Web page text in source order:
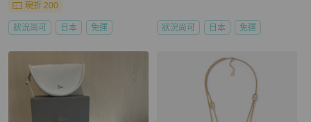
現折 200
狀況尚可 日本 免運 狀況尚可 日本 免運